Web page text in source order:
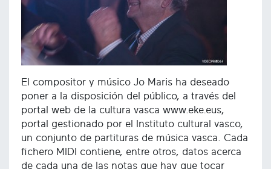
El compositor y músico Jo Maris ha deseado
poner a la disposición del público, a través del
portal web de la cultura vasca www.eke.eus,
portal gestionado por el Instituto cultural vasco,
un conjunto de partituras de música vasca. Cada
fichero MIDI contiene, entre otros, datos acerca
de cada una de las notas que hay que tocar